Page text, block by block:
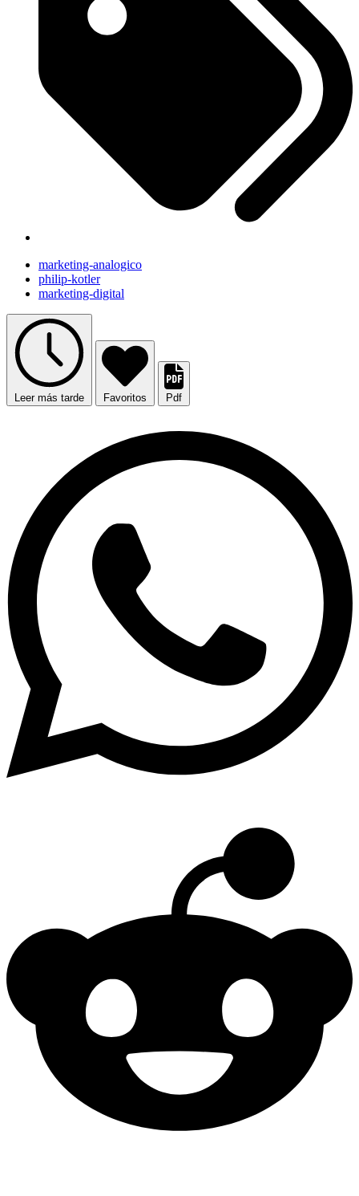
marketing-analogico
philip-kotler
marketing-digital
Leer más tarde Favoritos Pdf